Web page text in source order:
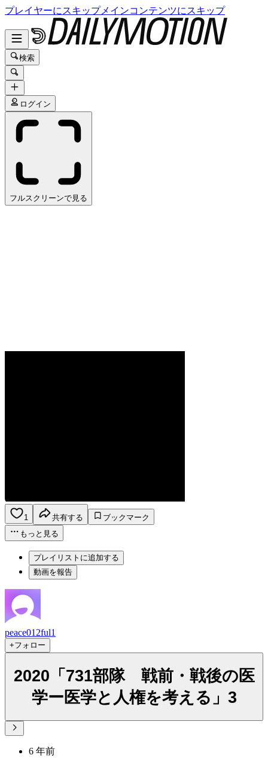
プレイヤーにスキップメインコンテンツにスキップ
検索
ログイン
フルスクリーンで見る
1 共有する
ブックマーク
もっと見る
プレイリストに追加する
動画を報告
peace012ful1
+フォロー
2020「731部隊 戦前・戦後の医
学ー医学と人権を考える」3
6 年前